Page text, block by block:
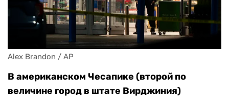
Alex Brandon / AP
В американском Чесапике (второй по
величине город в штате Вирджиния)